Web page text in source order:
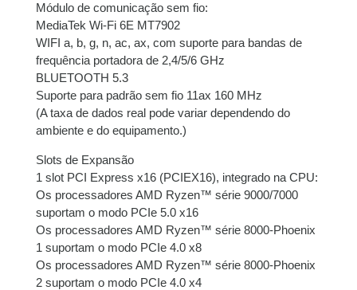
Módulo de comunicação sem fio:
MediaTek Wi-Fi 6E MT7902
WIFI a, b, g, n, ac, ax, com suporte para bandas de
frequência portadora de 2,4/5/6 GHz
BLUETOOTH 5.3
Suporte para padrão sem fio 11ax 160 MHz
(A taxa de dados real pode variar dependendo do
ambiente e do equipamento.)
Slots de Expansão
1 slot PCI Express x16 (PCIEX16), integrado na CPU:
Os processadores AMD Ryzen™ série 9000/7000
suportam o modo PCIe 5.0 x16
Os processadores AMD Ryzen™ série 8000-Phoenix
1 suportam o modo PCIe 4.0 x8
Os processadores AMD Ryzen™ série 8000-Phoenix
2 suportam o modo PCIe 4.0 x4